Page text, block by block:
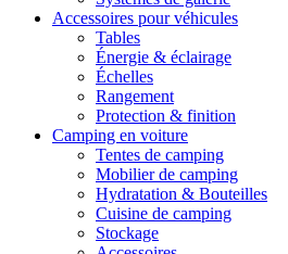
Accessoires pour véhicules
Tables
Énergie & éclairage
Échelles
Rangement
Protection & finition
Camping en voiture
Tentes de camping
Mobilier de camping
Hydratation & Bouteilles
Cuisine de camping
Stockage